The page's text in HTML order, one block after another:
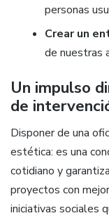
personas
Crear un
de nuestras
Un impulso
de
Disponer de una
estética: es una
cotidiano y
proyectos con
iniciativas sociales